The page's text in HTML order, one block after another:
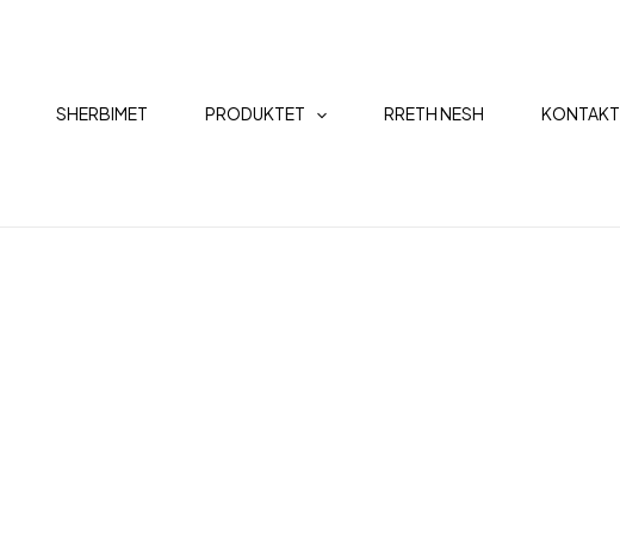
SHERBIMET PRODUKTET RRETH NESH KONTAKT